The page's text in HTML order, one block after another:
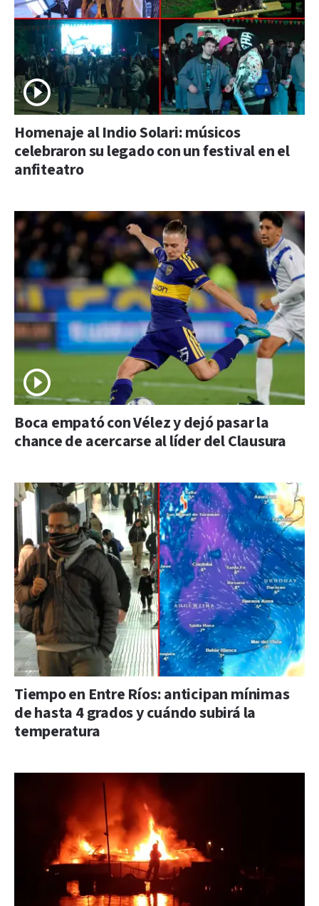
Homenaje al Indio Solari: músicos
celebraron su legado con un festival en el
anfiteatro
Boca empató con Vélez y dejó pasar la
chance de acercarse al líder del Clausura
Tiempo en Entre Ríos: anticipan mínimas
de hasta 4 grados y cuándo subirá la
temperatura